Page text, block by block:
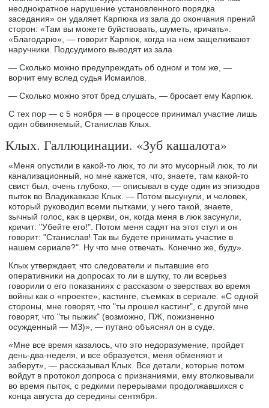
неоднократное нарушение установленного порядка
заседания» он удаляет Карпюка из зала до окончания прений
сторон: «Там вы можете буйствовать, шуметь, кричать».
«Благодарю», — говорит Карпюк, когда на нем защелкивают
наручники. Подсудимого выводят из зала.
— Сколько можно предупреждать об одном и том же, —
ворчит ему вслед судья Исмаилов.
— Сколько можно этот бред слушать, — бросает ему Карпюк.
С тех пор — с 5 ноября — в процессе принимал участие лишь
один обвиняемый, Станислав Клых.
Клых. Галлюцинации. «Зуб кашалота»
«Меня опустили в какой-то люк, то ли это мусорный люк, то ли
канализационный, но мне кажется, что, знаете, там какой-то
свист был, очень глубоко, — описывал в суде один из эпизодов
пыток во Владикавказе Клых. — Потом высунули, и человек,
который руководил всеми пытками, у него такой, знаете,
зычный голос, как в церкви, он, когда меня в люк засунули,
кричит: "Убейте его!". Потом меня садят на этот стул и он
говорит: "Станислав! Так вы будете принимать участие в
нашем сериале?". Ну что мне отвечать. Конечно же, буду».
Клых утверждает, что следователи и пытавшие его
оперативники на допросах то ли в шутку, то ли всерьез
говорили о его показаниях с рассказом о зверствах во время
войны как о «проекте», кастинге, съемках в сериале. «С одной
стороны, мне говорят, что "ты прошел кастинг", с другой мне
говорят, что "ты пыжик" (возможно, ПЖ, пожизненно
осужденный — МЗ)», — путано объяснял он в суде.
«Мне все время казалось, что это недоразумение, пройдет
день-два-неделя, и все образуется, меня обменяют и
заберут», — рассказывал Клых. Все детали, которые потом
войдут в протокол допроса с признаниями, ему втолковывали
во время пыток, с редкими перерывами продолжавшихся с
конца августа до середины сентября.